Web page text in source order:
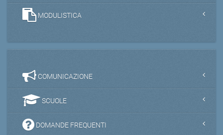
MODULISTICA
COMUNICAZIONE
SCUOLE
DOMANDE FREQUENTI